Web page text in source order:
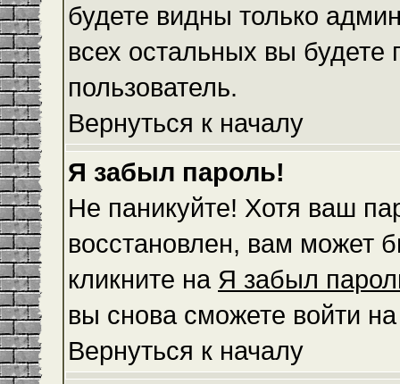
будете видны только
всех остальных вы будете
пользователь.
Вернуться к началу
Я забыл пароль!
Не паникуйте! Хотя ваш
восстановлен, вам может
кликните на Я забыл
вы снова сможете войти
Вернуться к началу